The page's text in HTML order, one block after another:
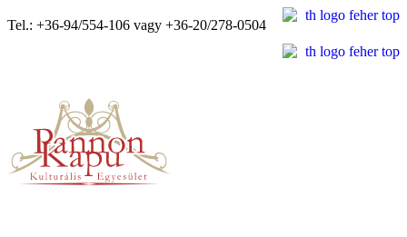
Tel.: +36-94/554-106 vagy +36-20/278-0504